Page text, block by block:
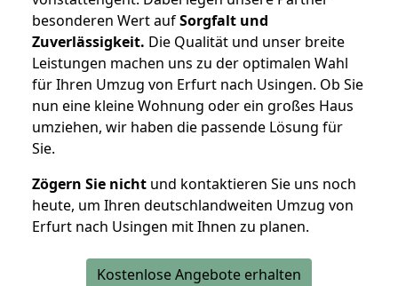
besonderen Wert aufSorgfalt und
Zuverlässigkeit. Die Qualität und unser breite
Leistungen machen uns zu der optimalen Wahl
für Ihren Umzug von Erfurt nach Usingen. Ob Sie
nun eine kleine Wohnung oder ein großes Haus
umziehen, wir haben die passende Lösung für
Sie.
Zögern Sie nicht und kontaktieren Sie uns noch
heute, um Ihren deutschlandweiten Umzug von
Erfurt nach Usingen mit Ihnen zu planen.
Kostenlose Angebote erhalten